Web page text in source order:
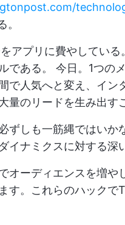
アプリに費やしている
である。
今日。1つの
で人気へと変え、イン
量のリードを生み出す
ずしも一筋縄ではいか
イナミクスに対する深
オーディエンスを増
す。これらのハック